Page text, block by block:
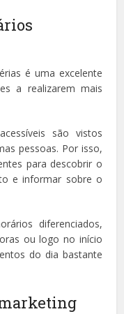
é uma excelente
a realizarem mais
são vistos
pessoas. Por isso,
para descobrir o
e informar sobre o
diferenciados,
ou logo no início
do dia bastante